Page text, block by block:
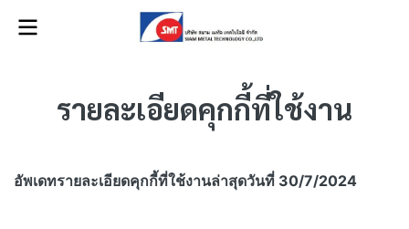
รายละเอียดคุกกี้ที่ใช้งาน​
อัพเดทรายละเอียดคุกกี้ที่ใช้งาน​ล่าสุดวันที่ 30/7/2024